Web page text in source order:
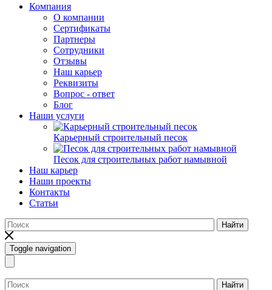
Компания
О компании
Сертификаты
Партнеры
Сотрудники
Отзывы
Наш карьер
Реквизиты
Вопрос - ответ
Блог
Наши услуги
Карьерный строительный песок
Песок для строительных работ намывной
Наш карьер
Наши проекты
Контакты
Статьи
Найти
Toggle navigation
Найти